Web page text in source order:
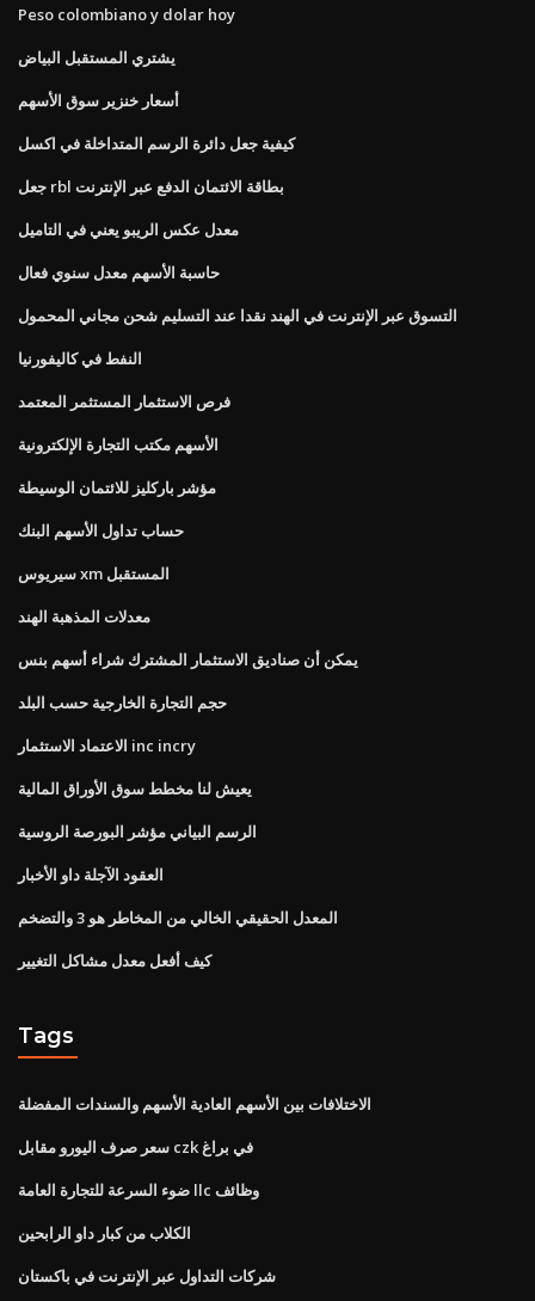
Peso colombiano y dolar hoy
يشتري المستقبل البياض
أسعار خنزير سوق الأسهم
كيفية جعل دائرة الرسم المتداخلة في اكسل
جعل rbl بطاقة الائتمان الدفع عبر الإنترنت
معدل عكس الريبو يعني في التاميل
حاسبة الأسهم معدل سنوي فعال
التسوق عبر الإنترنت في الهند نقدا عند التسليم شحن مجاني المحمول
النفط في كاليفورنيا
فرص الاستثمار المستثمر المعتمد
الأسهم مكتب التجارة الإلكترونية
مؤشر باركليز للائتمان الوسيطة
حساب تداول الأسهم البنك
سيريوس xm المستقبل
معدلات المذهبة الهند
يمكن أن صناديق الاستثمار المشترك شراء أسهم بنس
حجم التجارة الخارجية حسب البلد
الاعتماد الاستثمار inc incry
يعيش لنا مخطط سوق الأوراق المالية
الرسم البياني مؤشر البورصة الروسية
العقود الآجلة داو الأخبار
المعدل الحقيقي الخالي من المخاطر هو 3 والتضخم
كيف أفعل معدل مشاكل التغيير
Tags
الاختلافات بين الأسهم العادية الأسهم والسندات المفضلة
سعر صرف اليورو مقابل czk في براغ
ضوء السرعة للتجارة العامة llc وظائف
الكلاب من كبار داو الرابحين
شركات التداول عبر الإنترنت في باكستان